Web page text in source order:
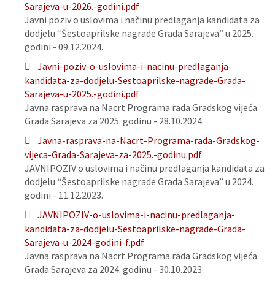
Sarajeva-u-2026.-godini.pdf
Javni poziv o uslovima i načinu predlaganja kandidata za
dodjelu “Šestoaprilske nagrade Grada Sarajeva” u 2025.
godini - 09.12.2024.
Javni-poziv-o-uslovima-i-nacinu-predlaganja-
kandidata-za-dodjelu-Sestoaprilske-nagrade-Grada-
Sarajeva-u-2025.-godini.pdf
Javna rasprava na Nacrt Programa rada Gradskog vijeća
Grada Sarajeva za 2025. godinu - 28.10.2024.
Javna-rasprava-na-Nacrt-Programa-rada-Gradskog-
vijeca-Grada-Sarajeva-za-2025.-godinu.pdf
JAVNIPOZIV o uslovima i načinu predlaganja kandidata za
dodjelu “Šestoaprilske nagrade Grada Sarajeva” u 2024.
godini - 11.12.2023.
JAVNIPOZIV-o-uslovima-i-nacinu-predlaganja-
kandidata-za-dodjelu-Sestoaprilske-nagrade-Grada-
Sarajeva-u-2024-godini-f.pdf
Javna rasprava na Nacrt Programa rada Gradskog vijeća
Grada Sarajeva za 2024. godinu - 30.10.2023.